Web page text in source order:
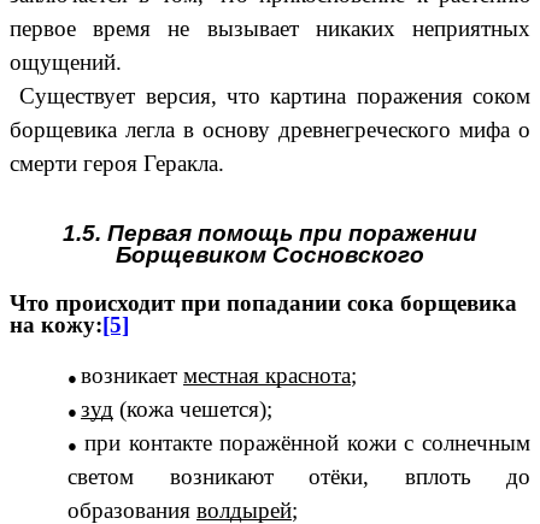
первое время не вызывает никаких неприятных
ощущений.
Существует версия, что картина поражения соком
борщевика легла в основу древнегреческого мифа о
смерти героя Геракла.
1.5. Первая помощь при поражении
Борщевиком Сосновского
Что происходит при попадании сока борщевика
на кожу:[5]
возникает местная краснота;
зуд (кожа чешется);
при контакте поражённой кожи с солнечным
светом возникают отёки, вплоть до
образования волдырей;